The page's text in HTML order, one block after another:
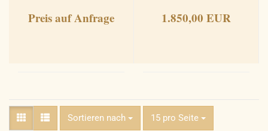
Preis auf Anfrage 1.850,00 EUR
Sortieren nach
Sortieren nach 15 pro Seite
pro Seite